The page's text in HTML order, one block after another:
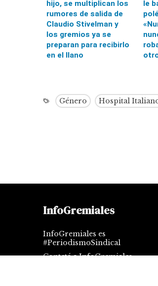
hijo, se multiplican los
rumores de salida de
Claudio Stivelman y
los gremios ya se
preparan para recibirlo
en el llano
le
Género Hospital
InfoGremiales
InfoGremiales es
#PeriodismoSindical
Contctá a InfoGremiales